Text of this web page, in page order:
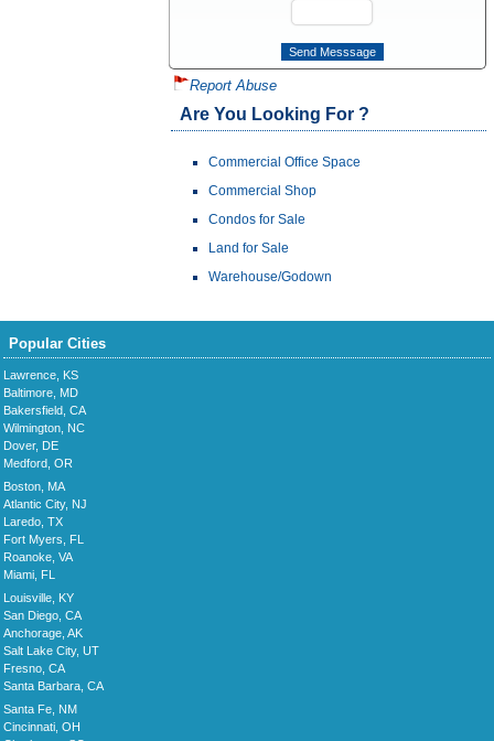
Report Abuse
Are You Looking For ?
Commercial Office Space
Commercial Shop
Condos for Sale
Land for Sale
Warehouse/Godown
Popular Cities
Lawrence, KS
Baltimore, MD
Bakersfield, CA
Wilmington, NC
Dover, DE
Medford, OR
Boston, MA
Atlantic City, NJ
Laredo, TX
Fort Myers, FL
Roanoke, VA
Miami, FL
Louisville, KY
San Diego, CA
Anchorage, AK
Salt Lake City, UT
Fresno, CA
Santa Barbara, CA
Santa Fe, NM
Cincinnati, OH